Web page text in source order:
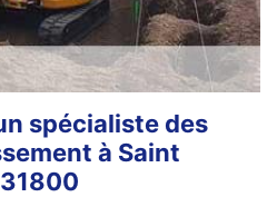
spécialiste des
à Saint